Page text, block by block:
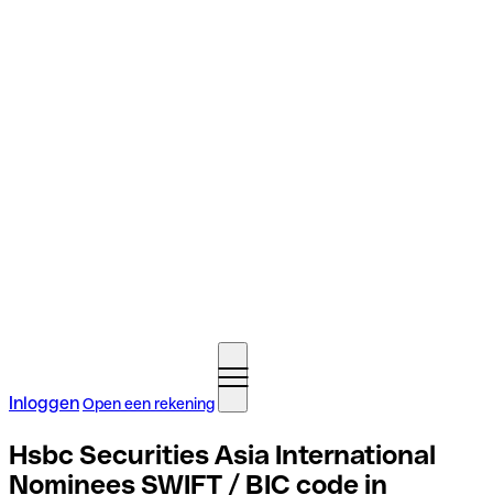
InloggenOpen een rekening
Hsbc Securities Asia International
Nominees SWIFT / BIC code in